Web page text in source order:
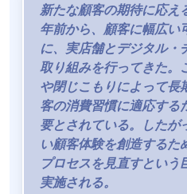
新たな顧客の期待に応え
年前から、顧客に幅広い
に、実店舗とデジタル・
取り組みを行ってきた。
や閉じこもりによって長
客の消費習慣に適応する
要とされている。したが
い顧客体験を創造するた
プロセスを見直すという
実施される。